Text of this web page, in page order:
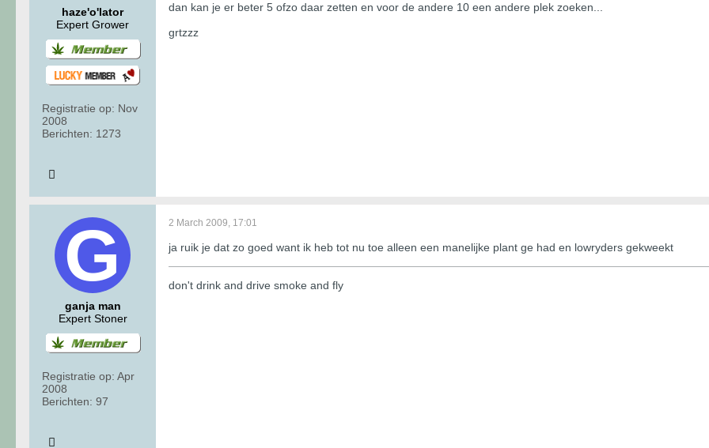
haze'o'lator
Expert Grower
Registratie op: Nov
2008
Berichten: 1273
dan kan je er beter 5 ofzo daar zetten en voor de andere 10 een andere plek zoeken...
grtzzz
ganja man
Expert Stoner
Registratie op: Apr
2008
Berichten: 97
2 March 2009, 17:01
ja ruik je dat zo goed want ik heb tot nu toe alleen een manelijke plant ge had en lowryders gekweekt
don't drink and drive smoke and fly